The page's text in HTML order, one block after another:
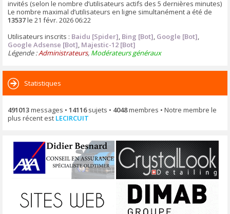
invités (selon le nombre d’utilisateurs actifs des 5 dernières minutes)
Le nombre maximal d’utilisateurs en ligne simultanément a été de
13537le 21 févr. 2026 06:22
Utilisateurs inscrits : Baidu [Spider], Bing [Bot], Google [Bot],
Google Adsense [Bot], Majestic-12 [Bot]
Légende :Administrateurs, Modérateurs généraux
Statistiques
491013messages • 14116sujets • 4048membres • Notre membre le
plus récent est LECIRCUIT